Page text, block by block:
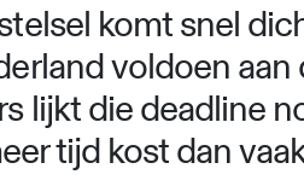
komt snel
voldoen
lijkt die deadline
tijd kost dan